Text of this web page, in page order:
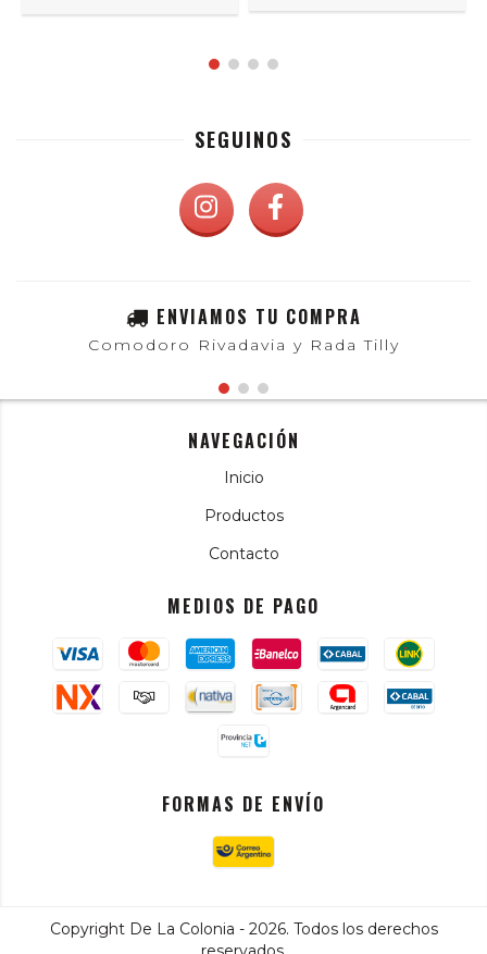
SEGUINOS
ENVIAMOS TU COMPRA
Comodoro Rivadavia y Rada Tilly
NAVEGACIÓN
Inicio
Productos
Contacto
MEDIOS DE PAGO
FORMAS DE ENVÍO
Copyright De La Colonia - 2026. Todos los derechos